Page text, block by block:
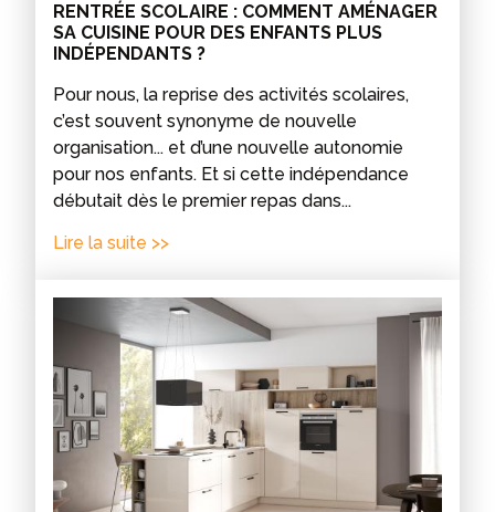
RENTRÉE SCOLAIRE : COMMENT AMÉNAGER
SA CUISINE POUR DES ENFANTS PLUS
INDÉPENDANTS ?
Pour nous, la reprise des activités scolaires,
c’est souvent synonyme de nouvelle
organisation... et d’une nouvelle autonomie
pour nos enfants. Et si cette indépendance
débutait dès le premier repas dans...
Lire la suite >>